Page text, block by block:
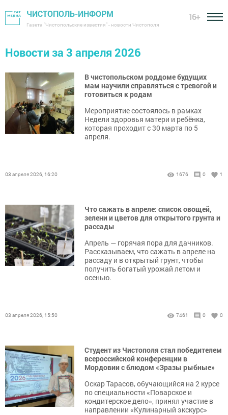
ЧИСТОПОЛЬ-ИНФОРМ
Газета "Чистопольские известия" - новости Чистополя
16+
Новости за 3 апреля 2026
В чистопольском роддоме будущих
мам научили справляться с тревогой и
готовиться к родам
Мероприятие состоялось в рамках
Недели здоровья матери и ребёнка,
которая проходит с 30 марта по 5
апреля.
03 апреля 2026, 16:20 1676 0 1
Что сажать в апреле: список овощей,
зелени и цветов для открытого грунта и
рассады
Апрель — горячая пора для дачников.
Рассказываем, что сажать в апреле на
рассаду и в открытый грунт, чтобы
получить богатый урожай летом и
осенью.
03 апреля 2026, 15:50 7461 0 0
Студент из Чистополя стал победителем
всероссийской конференции в
Мордовии с блюдом «Зразы рыбные»
Оскар Тарасов, обучающийся на 2 курсе
по специальности «Поварское и
кондитерское дело», принял участие в
направлении «Кулинарный экскурс»